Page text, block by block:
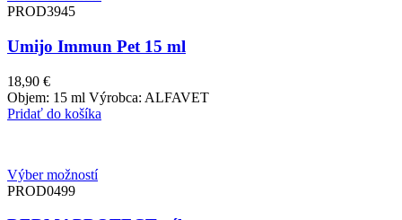
PROD3945
Umijo Immun Pet 15 ml
18,90 €
Objem: 15 ml Výrobca: ALFAVET
Pridať do košíka
Výber možností
PROD0499